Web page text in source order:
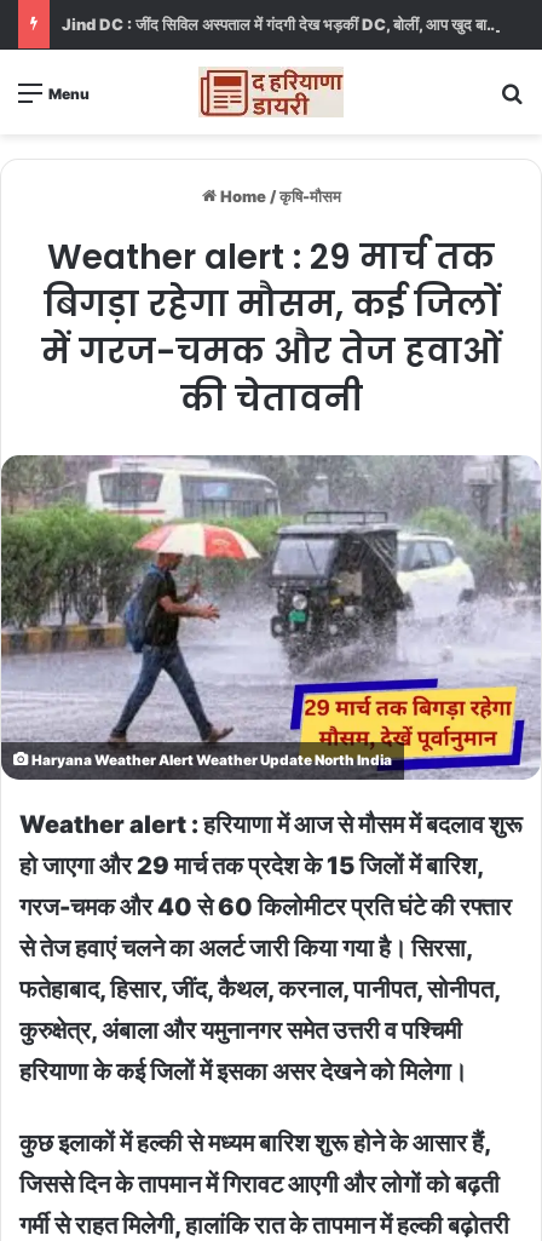
Jind DC : जींद सिविल अस्पताल में गंदगी देख भड़कीं DC, बोलीं, आप खुद बाथरूम में खड़े होकर दिखाओ
Menu
Home / कृषि-मौसम
Weather alert : 29 मार्च तक
बिगड़ा रहेगा मौसम, कई जिलों
में गरज-चमक और तेज हवाओं
की चेतावनी
Haryana Weather Alert Weather Update North India
Weather alert : हरियाणा में आज से मौसम में बदलाव शुरू
हो जाएगा और 29 मार्च तक प्रदेश के 15 जिलों में बारिश,
गरज-चमक और 40 से 60 किलोमीटर प्रति घंटे की रफ्तार
से तेज हवाएं चलने का अलर्ट जारी किया गया है। सिरसा,
फतेहाबाद, हिसार, जींद, कैथल, करनाल, पानीपत, सोनीपत,
कुरुक्षेत्र, अंबाला और यमुनानगर समेत उत्तरी व पश्चिमी
हरियाणा के कई जिलों में इसका असर देखने को मिलेगा।
कुछ इलाकों में हल्की से मध्यम बारिश शुरू होने के आसार हैं,
जिससे दिन के तापमान में गिरावट आएगी और लोगों को बढ़ती
गर्मी से राहत मिलेगी, हालांकि रात के तापमान में हल्की बढ़ोतरी